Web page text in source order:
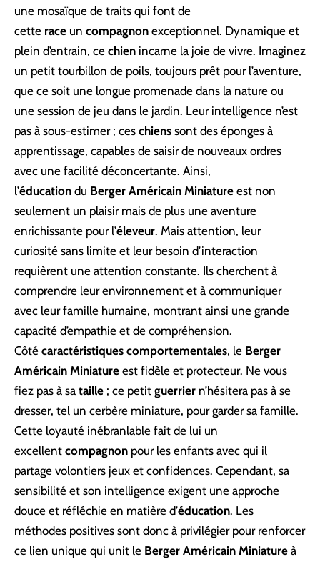
une mosaïque de traits qui font de
cette race un compagnon exceptionnel. Dynamique et
plein d’entrain, ce chien incarne la joie de vivre. Imaginez
un petit tourbillon de poils, toujours prêt pour l’aventure,
que ce soit une longue promenade dans la nature ou
une session de jeu dans le jardin. Leur intelligence n’est
pas à sous-estimer ; ces chiens sont des éponges à
apprentissage, capables de saisir de nouveaux ordres
avec une facilité déconcertante. Ainsi,
l’éducation du Berger Américain Miniature est non
seulement un plaisir mais de plus une aventure
enrichissante pour l’éleveur. Mais attention, leur
curiosité sans limite et leur besoin d’interaction
requièrent une attention constante. Ils cherchent à
comprendre leur environnement et à communiquer
avec leur famille humaine, montrant ainsi une grande
capacité d’empathie et de compréhension.
Côté caractéristiques comportementales, le Berger
Américain Miniature est fidèle et protecteur. Ne vous
fiez pas à sa taille ; ce petit guerrier n’hésitera pas à se
dresser, tel un cerbère miniature, pour garder sa famille.
Cette loyauté inébranlable fait de lui un
excellent compagnon pour les enfants avec qui il
partage volontiers jeux et confidences. Cependant, sa
sensibilité et son intelligence exigent une approche
douce et réfléchie en matière d’éducation. Les
méthodes positives sont donc à privilégier pour renforcer
ce lien unique qui unit le Berger Américain Miniature à